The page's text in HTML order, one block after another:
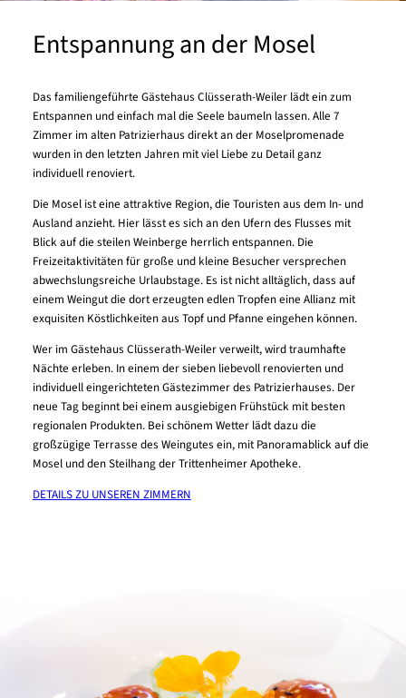
Entspannung an der Mosel
Das familiengeführte Gästehaus Clüsserath-Weiler lädt ein zum
Entspannen und einfach mal die Seele baumeln lassen. Alle 7
Zimmer im alten Patrizierhaus direkt an der Moselpromenade
wurden in den letzten Jahren mit viel Liebe zu Detail ganz
individuell renoviert.
Die Mosel ist eine attraktive Region, die Touristen aus dem In- und
Ausland anzieht. Hier lässt es sich an den Ufern des Flusses mit
Blick auf die steilen Weinberge herrlich entspannen. Die
Freizeitaktivitäten für große und kleine Besucher versprechen
abwechslungsreiche Urlaubstage. Es ist nicht alltäglich, dass auf
einem Weingut die dort erzeugten edlen Tropfen eine Allianz mit
exquisiten Köstlichkeiten aus Topf und Pfanne eingehen können.
Wer im Gästehaus Clüsserath-Weiler verweilt, wird traumhafte
Nächte erleben. In einem der sieben liebevoll renovierten und
individuell eingerichteten Gästezimmer des Patrizierhauses. Der
neue Tag beginnt bei einem ausgiebigen Frühstück mit besten
regionalen Produkten. Bei schönem Wetter lädt dazu die
großzügige Terrasse des Weingutes ein, mit Panoramablick auf die
Mosel und den Steilhang der Trittenheimer Apotheke.
DETAILS ZU UNSEREN ZIMMERN